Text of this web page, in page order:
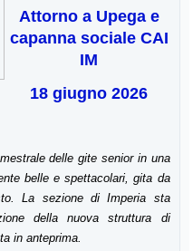
Attorno a Upega e
capanna sociale CAI
IM
18 giugno 2026
delle gite senior in una
belle e spettacolari, gita da
La sezione di Imperia sta
della nuova struttura di
in anteprima.